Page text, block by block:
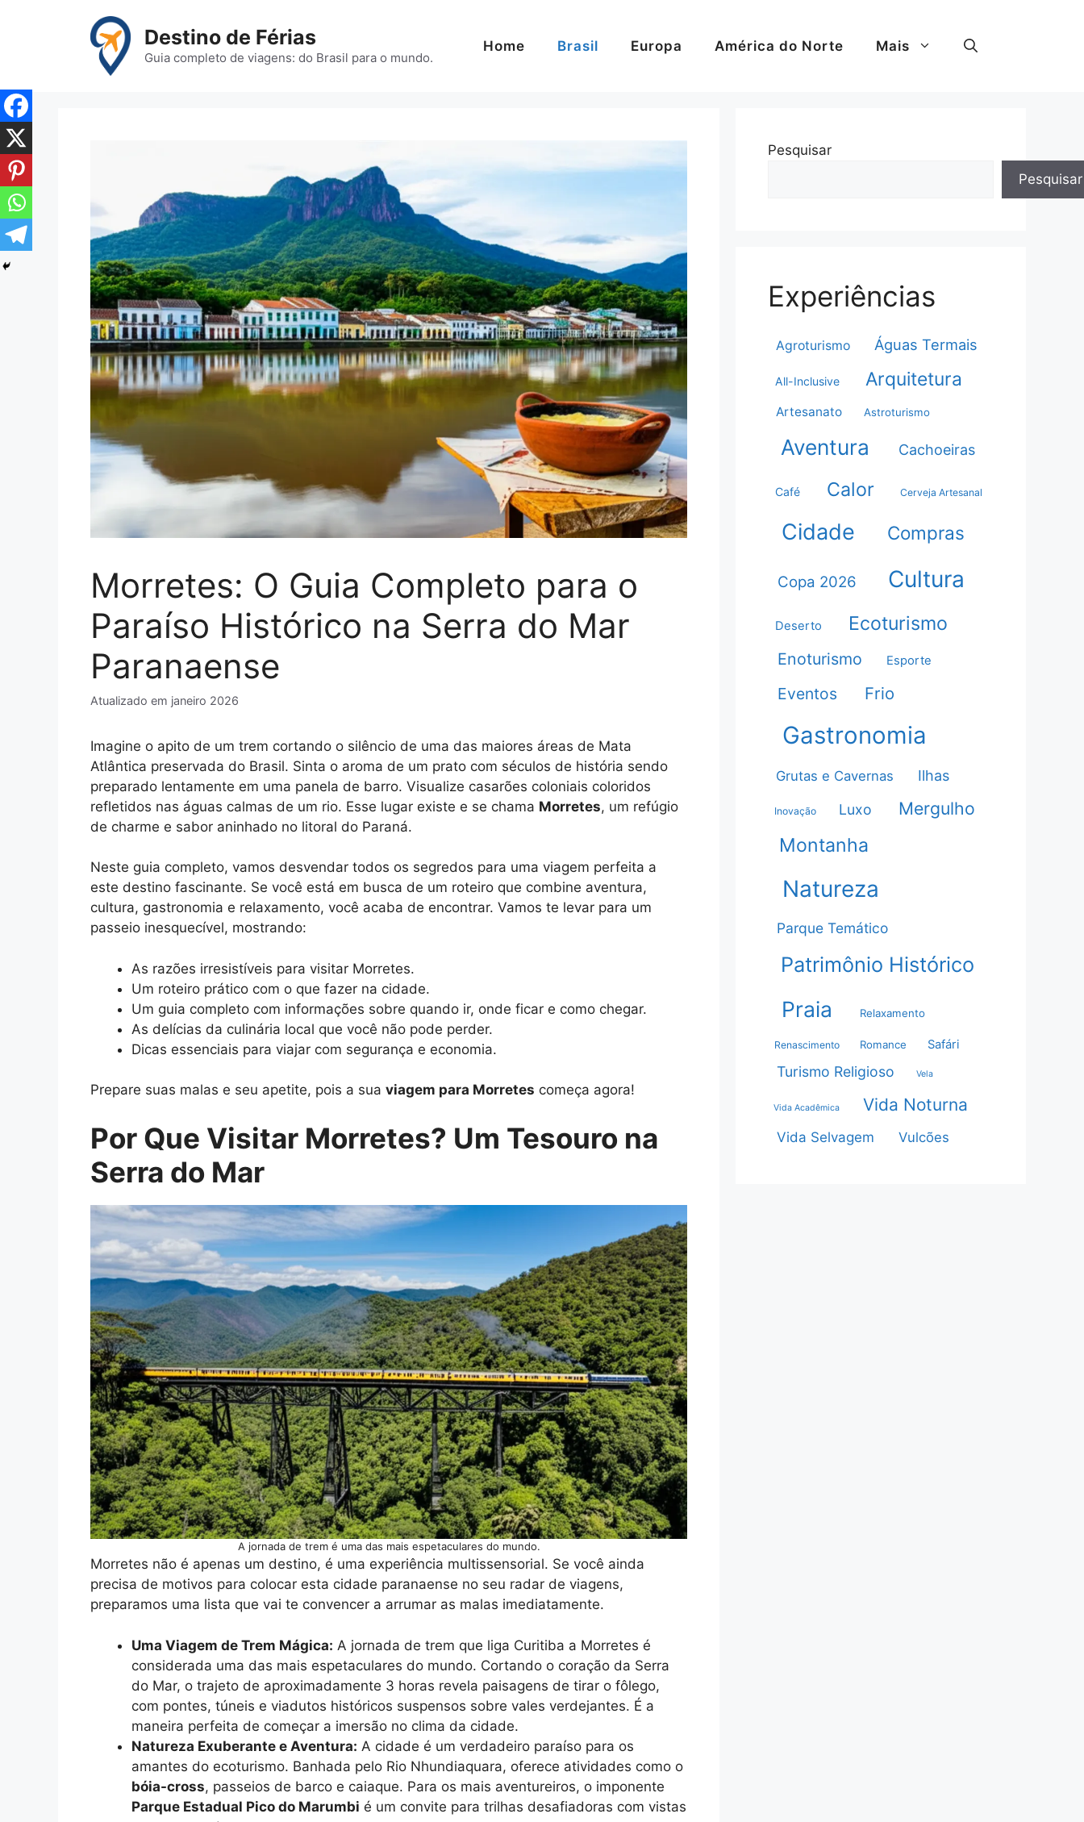
Destino de Férias
Guia completo de viagens: do Brasil para o mundo.
Home Brasil Europa América do Norte Mais
Morretes: O Guia Completo para o
Paraíso Histórico na Serra do Mar
Paranaense
Atualizado em janeiro 2026
Imagine o apito de um trem cortando o silêncio de uma das maiores áreas de Mata
Atlântica preservada do Brasil. Sinta o aroma de um prato com séculos de história sendo
preparado lentamente em uma panela de barro. Visualize casarões coloniais coloridos
refletidos nas águas calmas de um rio. Esse lugar existe e se chama Morretes, um refúgio
de charme e sabor aninhado no litoral do Paraná.
Neste guia completo, vamos desvendar todos os segredos para uma viagem perfeita a
este destino fascinante. Se você está em busca de um roteiro que combine aventura,
cultura, gastronomia e relaxamento, você acaba de encontrar. Vamos te levar para um
passeio inesquecível, mostrando:
As razões irresistíveis para visitar Morretes.
Um roteiro prático com o que fazer na cidade.
Um guia completo com informações sobre quando ir, onde ficar e como chegar.
As delícias da culinária local que você não pode perder.
Dicas essenciais para viajar com segurança e economia.
Prepare suas malas e seu apetite, pois a sua viagem para Morretes começa agora!
Por Que Visitar Morretes? Um Tesouro na
Serra do Mar
A jornada de trem é uma das mais espetaculares do mundo.
Morretes não é apenas um destino, é uma experiência multissensorial. Se você ainda
precisa de motivos para colocar esta cidade paranaense no seu radar de viagens,
preparamos uma lista que vai te convencer a arrumar as malas imediatamente.
Uma Viagem de Trem Mágica: A jornada de trem que liga Curitiba a Morretes é
considerada uma das mais espetaculares do mundo. Cortando o coração da Serra
do Mar, o trajeto de aproximadamente 3 horas revela paisagens de tirar o fôlego,
com pontes, túneis e viadutos históricos suspensos sobre vales verdejantes. É a
maneira perfeita de começar a imersão no clima da cidade.
Natureza Exuberante e Aventura: A cidade é um verdadeiro paraíso para os
amantes do ecoturismo. Banhada pelo Rio Nhundiaquara, oferece atividades como o
bóia-cross, passeios de barco e caiaque. Para os mais aventureiros, o imponente
Parque Estadual Pico do Marumbi é um convite para trilhas desafiadoras com vistas
Pesquisar
Pesquisar
Experiências
Agroturismo Águas Termais
All-Inclusive Arquitetura
Artesanato Astroturismo
Aventura Cachoeiras
Café Calor Cerveja Artesanal
Cidade Compras
Copa 2026 Cultura
Deserto Ecoturismo
Enoturismo Esporte
Eventos Frio
Gastronomia
Grutas e Cavernas Ilhas
Inovação Luxo Mergulho
Montanha
Natureza
Parque Temático
Patrimônio Histórico
Praia Relaxamento
Renascimento Romance Safári
Turismo Religioso Vela
Vida Acadêmica Vida Noturna
Vida Selvagem Vulcões